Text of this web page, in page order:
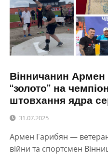
Вінничанин
“золото” на
штовхання ядра
31.07.2025
Армен Гарибян — ветеран
війни та спортсмен